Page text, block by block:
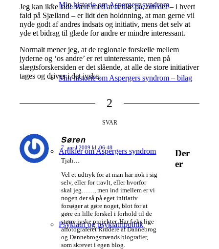
Min historie om Aspergers syndrom
Min historie om Aspergers syndrom – bilag
Artikler om Aspergers syndrom
Psykiatri og psykiatripolitik
Jeg kan ikke lade være med at tænke på, om der – i hvert
fald på Sjælland – er lidt den holdnning, at man gerne vil
nyde godt af andres indsats og initiativ, mens det selv at
yde et bidrag til glæde for andre er mindre interessant.
Normalt mener jeg, at de regionale forskelle mellem
jyderne og ‘os andre’ er ret uinteressante, men på
slægtsforskersiden er det slående, at alle de store initiativer
tages og drives i det jyske.
2
SVAR
Søren
siger:
7. april 2009 kl. 06:48
Tjah…
Vel et udtryk for at man har nok i sig
selv, eller for travlt, eller hvorfor
skal jeg……, men ind imellem er vi
nogen der så på eget initiativ
forsøger at gøre noget, blot for at
gøre en lille forskel i forhold til de
større jyske projekter. Har f.eks lige
affotograferet Riddere af Dannebrog
og Dannebrogsmænds biografier,
som skrevet i egen blog.
Der
er